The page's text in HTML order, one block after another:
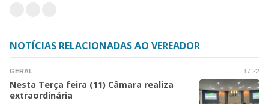
NOTÍCIAS RELACIONADAS AO VEREADOR
17:22
GERAL
Nesta Terça feira (11) Câmara realiza
extraordinária